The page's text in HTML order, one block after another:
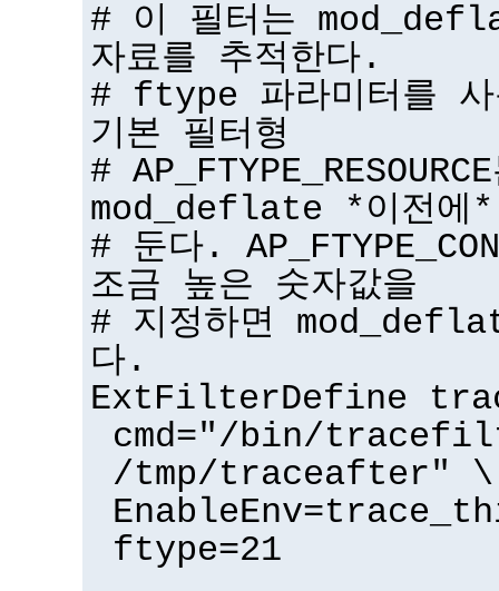
# 이 필터는
자료를 추적한다.
# ftype 파라미터를 사
기본 필터형
#
mod_deflate *이전에*
# 둔다.
조금 높은 숫자값을
# 지정하면
다.
ExtFilterDefine
cmd="/bin/
/tmp/traceafter" \
ftype=21